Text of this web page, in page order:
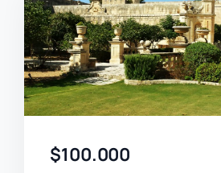
$100.000